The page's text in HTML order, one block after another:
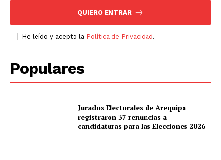
QUIERO ENTRAR
He leído y acepto la Política de Privacidad.
Populares
Jurados Electorales de Arequipa
registraron 37 renuncias a
candidaturas para las Elecciones 2026